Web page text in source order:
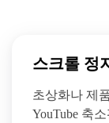
스크롤 정
초상화나 제
YouTube 축